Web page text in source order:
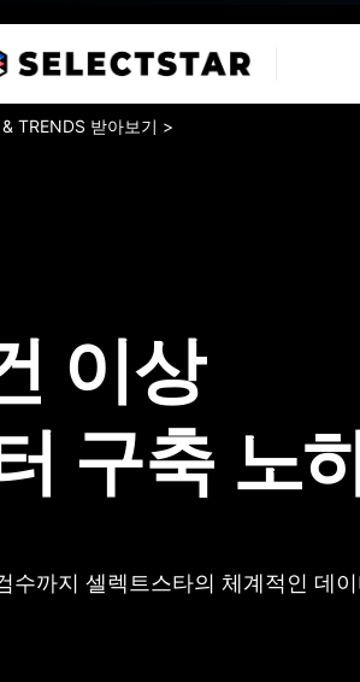
TRENDS 받아보기 >
이상
구축 노